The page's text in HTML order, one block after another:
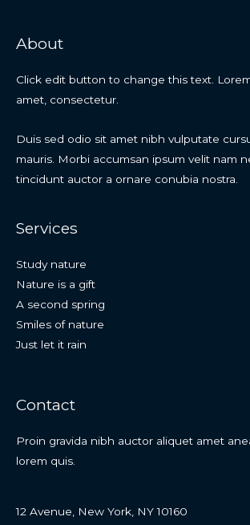
About
Click edit button to change this text.
amet, consectetur.
Duis sed odio sit amet nibh vulputate
mauris. Morbi accumsan ipsum velit nam
tincidunt auctor a ornare conubia nostra.
Services
Study nature
Nature is a gift
A second spring
Smiles of nature
Just let it rain
Contact
Proin gravida nibh auctor aliquet amet
lorem quis.
12 Avenue, New York, NY 10160